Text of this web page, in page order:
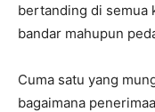
bertanding di semua
bandar mahupun
Cuma satu yang
bagaimana